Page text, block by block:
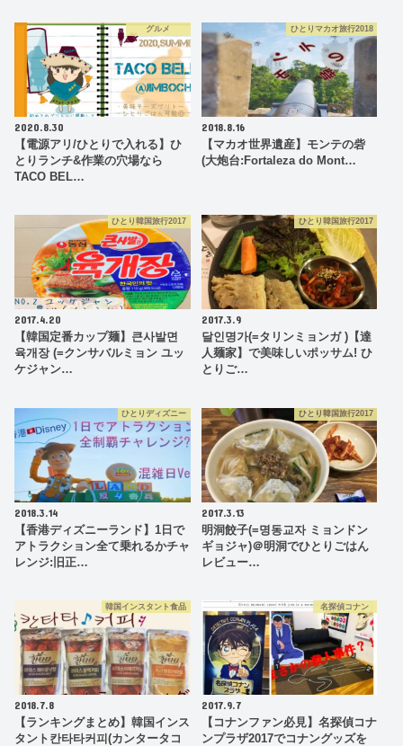
グルメ
2020.8.30
【電源アリ/ひとりで入れる】ひ
とりランチ&作業の穴場なら
TACO BEL…
ひとりマカオ旅行2018
2018.8.16
【マカオ世界遺産】モンテの砦
(大炮台:Fortaleza do Mont…
ひとり韓国旅行2017
2017.4.20
【韓国定番カップ麺】큰사발면
육개장 (=クンサバルミョン ユッ
ケジャン…
ひとり韓国旅行2017
2017.3.9
달인명가(=タリンミョンガ )【達
人麺家】で美味しいポッサム! ひ
とりご…
ひとりディズニー
2018.3.14
【香港ディズニーランド】1日で
アトラクション全て乗れるかチャ
レンジ:旧正…
ひとり韓国旅行2017
2017.3.13
明洞餃子(=명동교자 ミョンドン
ギョジャ)＠明洞でひとりごはん
レビュー…
韓国インスタント食品
2018.7.8
【ランキングまとめ】韓国インス
タント칸타타커피(カンタータコ
名探偵コナン
2017.9.7
【コナンファン必見】名探偵コナ
ンプラザ2017でコナングッズを